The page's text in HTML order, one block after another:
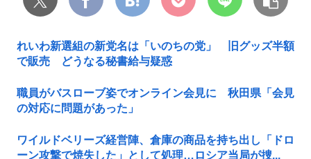
れいわ新選組の新党名は「いのちの党」 旧グッズ半額
で販売 どうなる秘書給与疑惑
職員がバスローブ姿でオンライン会見に 秋田県「会見
の対応に問題があった」
ワイルドベリーズ経営陣、倉庫の商品を持ち出し「ドロ
ーン攻撃で焼失した」として処理…ロシア当局が捜...